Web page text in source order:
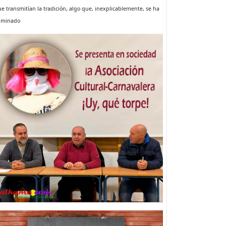
transmitían la tradición, algo que, inexplicablemente, se ha